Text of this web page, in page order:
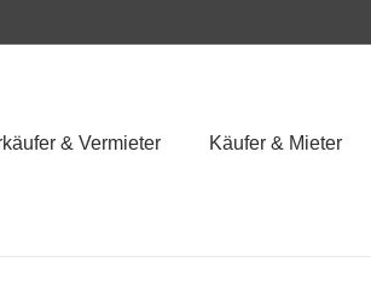
& Vermieter Käufer & Mieter